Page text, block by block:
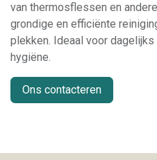
van thermosflessen en
grondige en efficiënte
plekken. Ideaal voor
hygiëne.
Ons contacteren